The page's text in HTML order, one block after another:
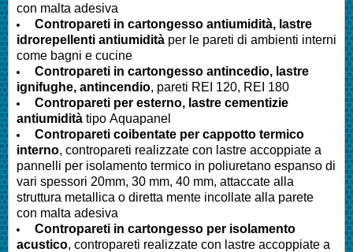
con malta adesiva
Contropareti in cartongesso antiumidità, lastre
idrorepellenti antiumidità per le pareti di ambienti interni
come bagni e cucine
Contropareti in cartongesso antincedio, lastre
ignifughe, antincendio, pareti REI 120, REI 180
Contropareti per esterno, lastre cementizie
antiumidità tipo Aquapanel
Contropareti coibentate per cappotto termico
interno, contropareti realizzate con lastre accoppiate a
pannelli per isolamento termico in poliuretano espanso di
vari spessori 20mm, 30 mm, 40 mm, attaccate alla
struttura metallica o diretta mente incollate alla parete
con malta adesiva
Contropareti in cartongesso per isolamento
acustico, contropareti realizzate con lastre accoppiate a